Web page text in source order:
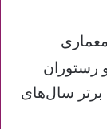
معماری
رستوران
سال‌های